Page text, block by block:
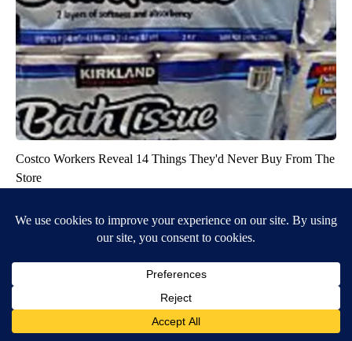
Costco Workers Reveal 14 Things They'd Never Buy From The
Store